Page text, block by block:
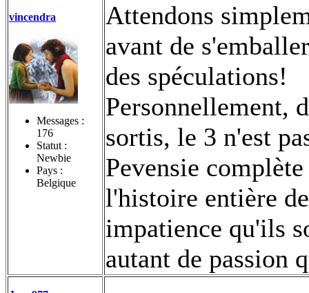
vincendra
Messages :
176
Statut :
Newbie
Pays :
Belgique
Attendons
avant de
des spéculations!
Personnellement,
sortis, le 3 n'est
Pevensie
l'histoire entière
impatience qu'ils
autant de passion